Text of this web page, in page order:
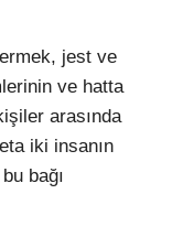
jest ve
ve hatta
arasında
iki insanın
bağı